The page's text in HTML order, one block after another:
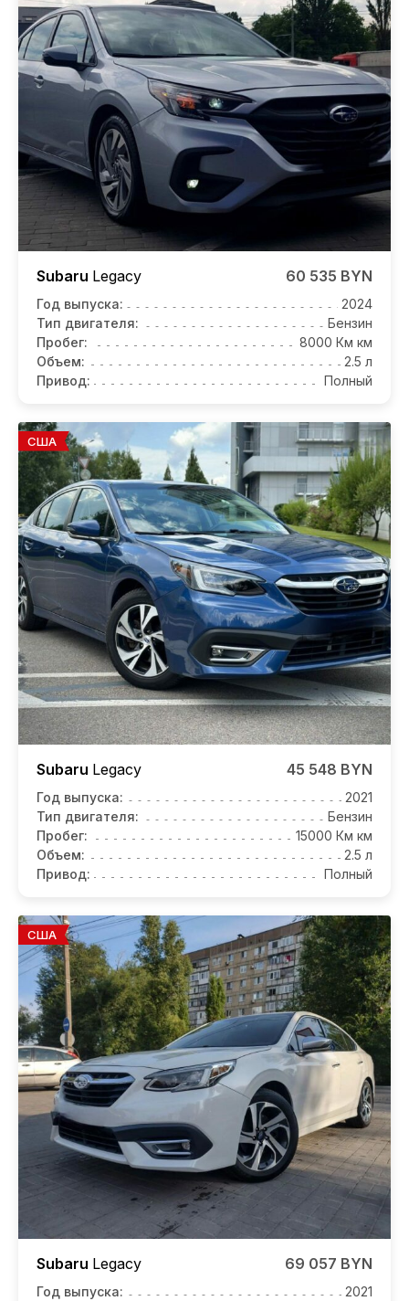
Subaru Legacy 60 535 BYN
Год выпуска:
2024
Тип двигателя:
Бензин
Пробег:
8000 Км км
Объем:
2.5 л
Привод:
Полный
США
Subaru Legacy 45 548 BYN
Год выпуска:
2021
Тип двигателя:
Бензин
Пробег:
15000 Км км
Объем:
2.5 л
Привод:
Полный
США
Subaru Legacy 69 057 BYN
Год выпуска:
2021